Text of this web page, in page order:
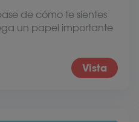
de cómo te sientes
un papel importante
Vista